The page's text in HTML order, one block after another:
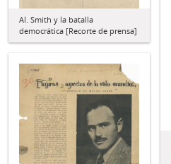
Al. Smith y la batalla
democrática [Recorte de prensa]